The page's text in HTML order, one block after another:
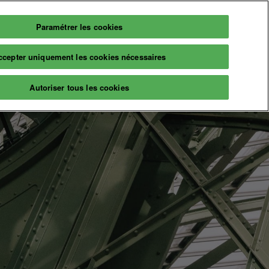
Français
Français
Billetterie
événements
Billetterie
A propos
Prochaine édition
Nos engagements
Paramétrer les cookies
uniquement les cookies nécessaires
Autoriser tous les cookies